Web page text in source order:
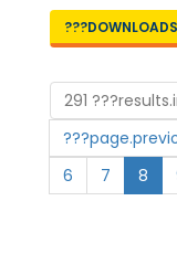
291
6
7 8